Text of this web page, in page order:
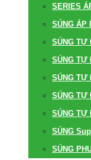
SERIES
SÚNG ÁP
SÚNG TỰ
SÚNG TỰ
SÚNG TỰ
SÚNG TỰ
SÚNG TỰ
SÚNG
SÚNG